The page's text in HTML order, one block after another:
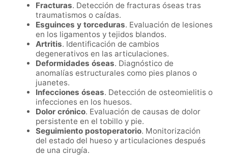
Fracturas. Detección de fracturas óseas tras
traumatismos o caídas.
Esguinces y torceduras. Evaluación de lesiones
en los ligamentos y tejidos blandos.
Artritis. Identificación de cambios
degenerativos en las articulaciones.
Deformidades óseas. Diagnóstico de
anomalías estructurales como pies planos o
juanetes.
Infecciones óseas. Detección de osteomielitis o
infecciones en los huesos.
Dolor crónico. Evaluación de causas de dolor
persistente en el tobillo y pie.
Seguimiento postoperatorio. Monitorización
del estado del hueso y articulaciones después
de una cirugía.